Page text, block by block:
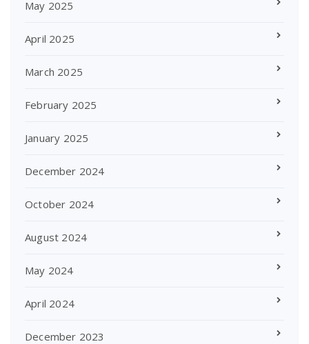
May 2025
April 2025
March 2025
February 2025
January 2025
December 2024
October 2024
August 2024
May 2024
April 2024
December 2023